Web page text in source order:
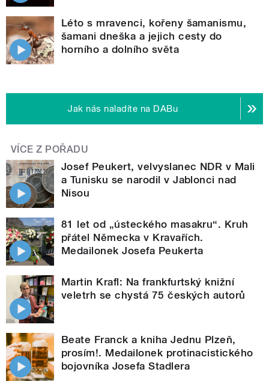
Léto s mravenci, kořeny šamanismu,
šamani dneška a jejich cesty do
horního a dolního světa
Jak nás naladíte na DABu
VÍCE Z POŘADU
Josef Peukert, velvyslanec NDR v Mali
a Tunisku se narodil v Jablonci nad
Nisou
81 let od „ústeckého masakru“. Kruh
přátel Německa v Kravařích.
Medailonek Josefa Peukerta
Martin Krafl: Na frankfurtský knižní
veletrh se chystá 75 českých autorů
Beate Franck a kniha Jednu Plzeň,
prosím!. Medailonek protinacistického
bojovníka Josefa Stadlera